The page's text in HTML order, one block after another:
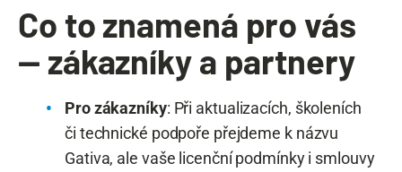
Co to znamená pro vás
— zákazníky a partnery
Pro zákazníky: Při aktualizacích, školeních
či technické podpoře přejdeme k názvu
Gativa, ale vaše licenční podmínky i smlouvy